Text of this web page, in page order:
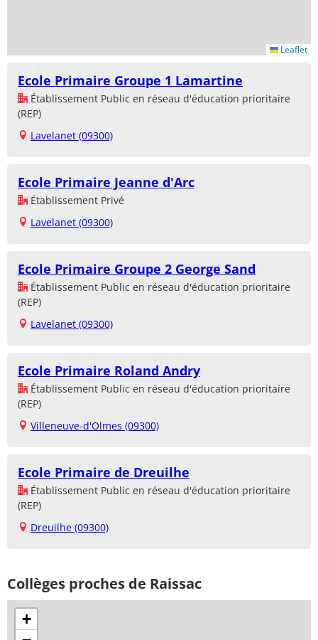
Leaflet
Ecole Primaire Groupe 1 Lamartine
Établissement Public en réseau d'éducation prioritaire
(REP)
Lavelanet (09300)
Ecole Primaire Jeanne d'Arc
Établissement Privé
Lavelanet (09300)
Ecole Primaire Groupe 2 George Sand
Établissement Public en réseau d'éducation prioritaire
(REP)
Lavelanet (09300)
Ecole Primaire Roland Andry
Établissement Public en réseau d'éducation prioritaire
(REP)
Villeneuve-d'Olmes (09300)
Ecole Primaire de Dreuilhe
Établissement Public en réseau d'éducation prioritaire
(REP)
Dreuilhe (09300)
Collèges proches de Raissac
+